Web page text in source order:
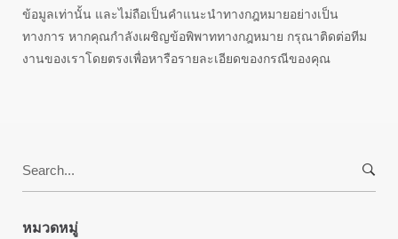
ข้อมูลเท่านั้น และไม่ถือเป็นคำแนะนำทางกฎหมายอย่างเป็น
ทางการ หากคุณกำลังเผชิญข้อพิพาททางกฎหมาย กรุณาติดต่อทีม
งานของเราโดยตรงเพื่อหารือรายละเอียดของกรณีของคุณ
หมวดหมู่